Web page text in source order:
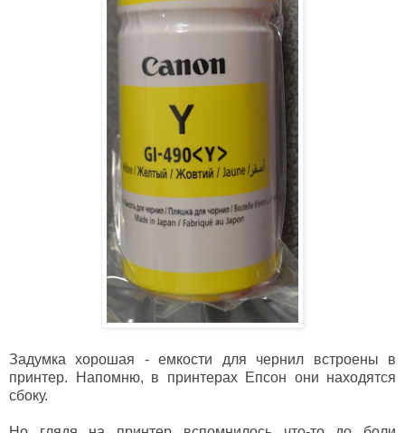
Задумка хорошая - емкости для чернил встроены в
принтер. Напомню, в принтерах Епсон они находятся
сбоку.